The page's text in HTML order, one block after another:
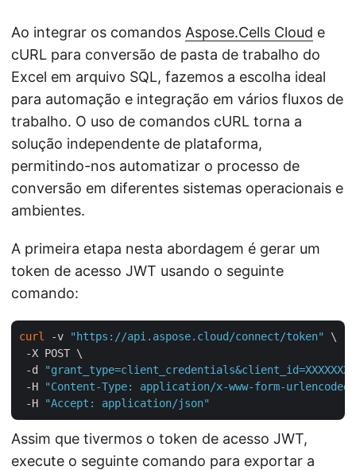
Ao integrar os comandos Aspose.Cells Cloud e
cURL para conversão de pasta de trabalho do
Excel em arquivo SQL, fazemos a escolha ideal
para automação e integração em vários fluxos de
trabalho. O uso de comandos cURL torna a
solução independente de plataforma,
permitindo-nos automatizar o processo de
conversão em diferentes sistemas operacionais e
ambientes.
A primeira etapa nesta abordagem é gerar um
token de acesso JWT usando o seguinte
comando:
curl -v "https://api.aspose.cloud/connect/token"
\
-X POST \
-d
"grant_type=client_credentials&client_id=XXXXXXX-
-H
"Content-Type: application/x-www-form-urlencoded"
-H
"Accept: application/json"
Assim que tivermos o token de acesso JWT,
execute o seguinte comando para exportar a